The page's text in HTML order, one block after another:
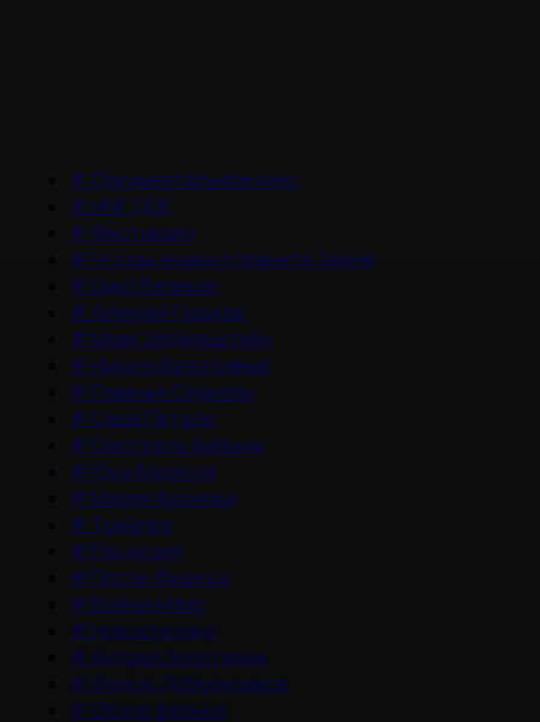
# Документальное кино
# НМГ ДОК
# Фестивали
# Что мы знаем о планете Земля
# Цикл Великие
#Алексей Гуськов
# Марк Эйдельштейн
# Никита Кологривый
# Главные Сериалы
# Саша Петров
# Смотреть фильмы
# Юра Борисов
# Мария Аронова
# Трейлер
# Рецензия
# После Фишера
# Война и Мир
# Новости кино
#Андрей Золотарев
# Федор Добронравов
# Обзор фильма